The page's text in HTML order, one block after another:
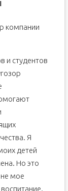
компании
и студентов
Я
детей
Но это
мое